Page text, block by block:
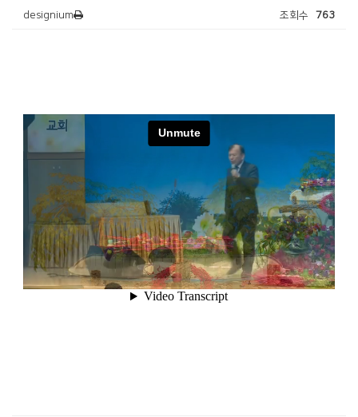
제자훈련
전도폭발
사역훈련
2024 특별새벽기도회
2024 대각성 전도집
designium 조회수 763